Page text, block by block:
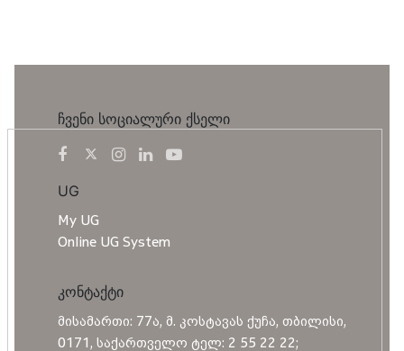
ჩვენი სოციალური ქსელი
UG
My UG
Online UG System
კონტაქტი
მისამართი: 77ა, მ. კოსტავას ქუჩა, თბილისი,
0171, საქართველო ტელ: 2 55 22 22;